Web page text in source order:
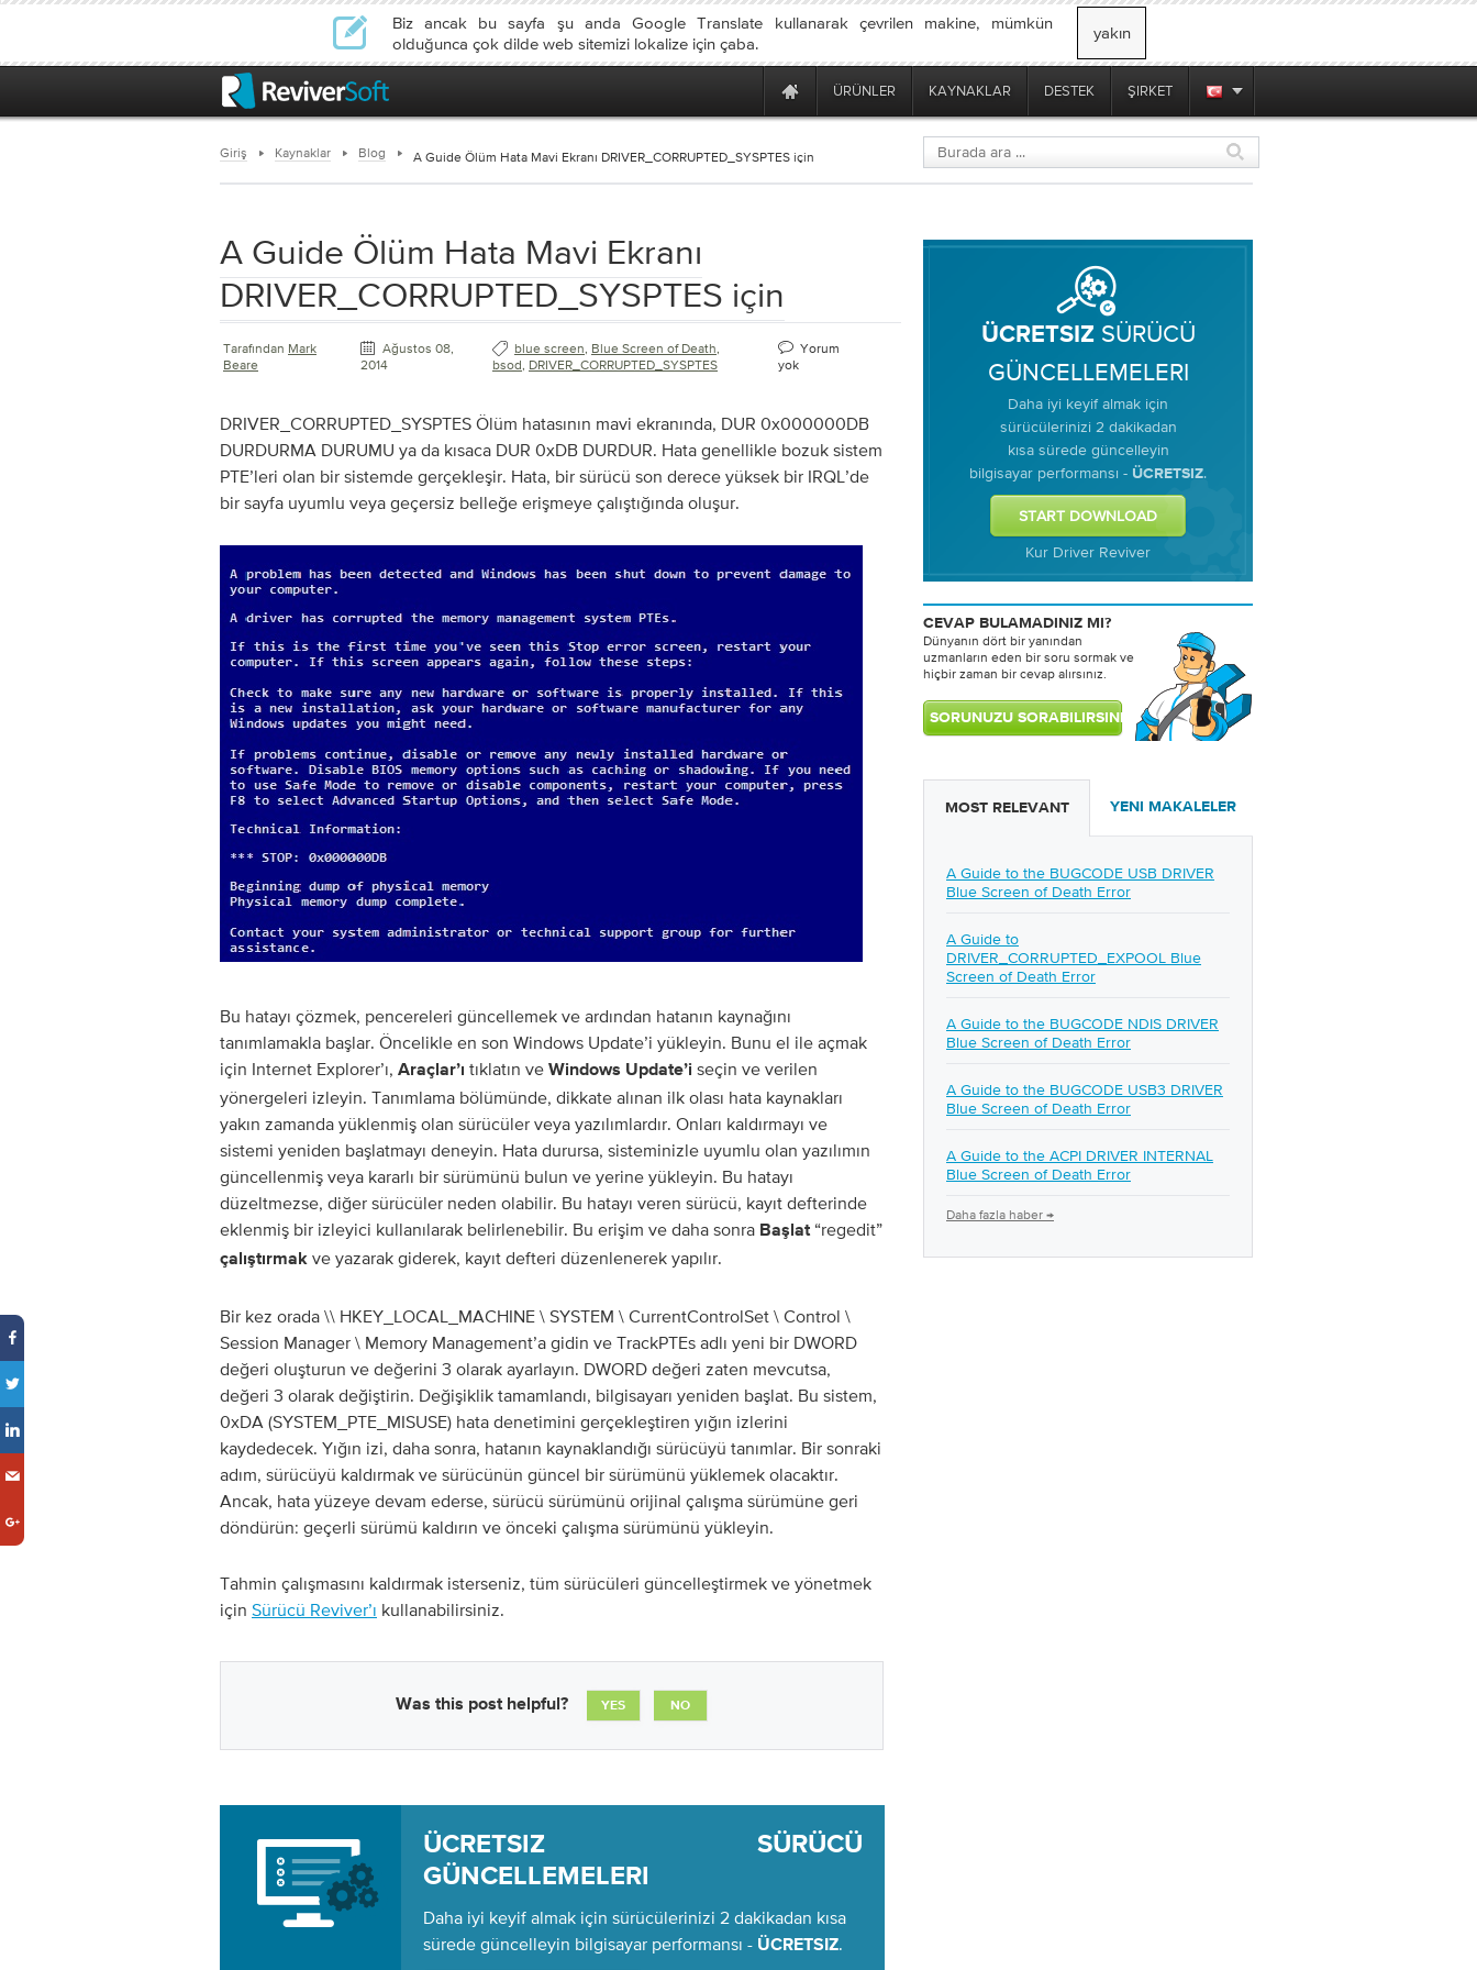
Biz ancak bu sayfa şu anda Google Translate kullanarak çevrilen makine, mümkün
olduğunca çok dilde web sitemizi lokalize için çaba.
yakın
ÜRÜNLER KAYNAKLAR DESTEK ŞIRKET
Giriş Kaynaklar Blog A Guide Ölüm Hata Mavi Ekranı DRIVER_CORRUPTED_SYSPTES için
A Guide Ölüm Hata Mavi Ekranı
DRIVER_CORRUPTED_SYSPTES için
Tarafından Mark
Beare
Ağustos 08,
2014
blue screen, Blue Screen of Death,
bsod, DRIVER_CORRUPTED_SYSPTES
Yorum
yok
DRIVER_CORRUPTED_SYSPTES Ölüm hatasının mavi ekranında, DUR 0x000000DB
DURDURMA DURUMU ya da kısaca DUR 0xDB DURDUR. Hata genellikle bozuk sistem
PTE’leri olan bir sistemde gerçekleşir. Hata, bir sürücü son derece yüksek bir IRQL’de
bir sayfa uyumlu veya geçersiz belleğe erişmeye çalıştığında oluşur.
Bu hatayı çözmek, pencereleri güncellemek ve ardından hatanın kaynağını
tanımlamakla başlar. Öncelikle en son Windows Update’i yükleyin. Bunu el ile açmak
için Internet Explorer’ı, Araçlar’ı tıklatın ve Windows Update’i seçin ve verilen
yönergeleri izleyin. Tanımlama bölümünde, dikkate alınan ilk olası hata kaynakları
yakın zamanda yüklenmiş olan sürücüler veya yazılımlardır. Onları kaldırmayı ve
sistemi yeniden başlatmayı deneyin. Hata durursa, sisteminizle uyumlu olan yazılımın
güncellenmiş veya kararlı bir sürümünü bulun ve yerine yükleyin. Bu hatayı
düzeltmezse, diğer sürücüler neden olabilir. Bu hatayı veren sürücü, kayıt defterinde
eklenmiş bir izleyici kullanılarak belirlenebilir. Bu erişim ve daha sonra Başlat “regedit”
çalıştırmak ve yazarak giderek, kayıt defteri düzenlenerek yapılır.
Bir kez orada \\ HKEY_LOCAL_MACHINE \ SYSTEM \ CurrentControlSet \ Control \
Session Manager \ Memory Management’a gidin ve TrackPTEs adlı yeni bir DWORD
değeri oluşturun ve değerini 3 olarak ayarlayın. DWORD değeri zaten mevcutsa,
değeri 3 olarak değiştirin. Değişiklik tamamlandı, bilgisayarı yeniden başlat. Bu sistem,
0xDA (SYSTEM_PTE_MISUSE) hata denetimini gerçekleştiren yığın izlerini
kaydedecek. Yığın izi, daha sonra, hatanın kaynaklandığı sürücüyü tanımlar. Bir sonraki
adım, sürücüyü kaldırmak ve sürücünün güncel bir sürümünü yüklemek olacaktır.
Ancak, hata yüzeye devam ederse, sürücü sürümünü orijinal çalışma sürümüne geri
döndürün: geçerli sürümü kaldırın ve önceki çalışma sürümünü yükleyin.
Tahmin çalışmasını kaldırmak isterseniz, tüm sürücüleri güncelleştirmek ve yönetmek
için Sürücü Reviver’ı kullanabilirsiniz.
Was this post helpful? YES NO
ÜCRETSIZ SÜRÜCÜ
GÜNCELLEMELERI
Daha iyi keyif almak için sürücülerinizi 2 dakikadan kısa
sürede güncelleyin bilgisayar performansı - ÜCRETSIZ.
ÜCRETSIZSÜRÜCÜ
GÜNCELLEMELERI
Daha iyi keyif almak için
sürücülerinizi 2 dakikadan
kısa sürede güncelleyin
bilgisayar performansı - ÜCRETSIZ.
Kur Driver Reviver
CEVAP BULAMADINIZ MI?
Dünyanın dört bir yanından
uzmanların eden bir soru sormak ve
hiçbir zaman bir cevap alırsınız.
MOST RELEVANT YENI MAKALELER
A Guide to the BUGCODE USB DRIVER
Blue Screen of Death Error
A Guide to
DRIVER_CORRUPTED_EXPOOL Blue
Screen of Death Error
A Guide to the BUGCODE NDIS DRIVER
Blue Screen of Death Error
A Guide to the BUGCODE USB3 DRIVER
Blue Screen of Death Error
A Guide to the ACPI DRIVER INTERNAL
Blue Screen of Death Error
Daha fazla haber →